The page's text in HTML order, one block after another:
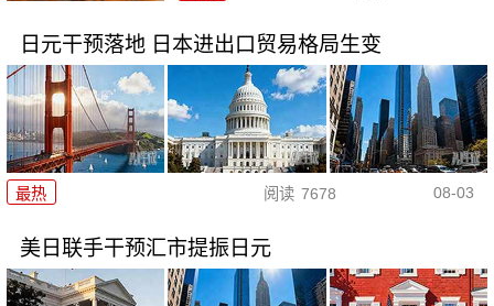
日元干预落地 日本进出口贸易格局生变
最热 阅读 7678 08-03
美日联手干预汇市提振日元